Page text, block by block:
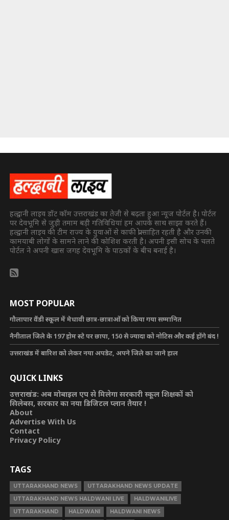
हल्द्वानी लाइव डॉट कॉम उत्तराखंड का तेजी से बढ़ता हुआ न्यूज पोर्टल है। पोर्टल
पर देवभूमि से जुड़ी तमाम बड़ी गतिविधियां हम आपके साथ साझा करते हैं।
हल्द्वानी लाइव की टीम राज्य के युवाओं से काफी प्रोत्साहित रहती है और उनकी
कामयाबी लोगों के सामने लाने की कोशिश करती है। अपनी इसी सोच के चलते
पोर्टल ने अपनी खास जगह देवभूमि के पाठकों के बीच बनाई है।
MOST POPULAR
गौलापार वैंडी स्कूल में मेधावी छात्र-छात्राओं को किया गया सम्मानित
नैनीताल जिले के 197 होम स्टे पर छापा, 150 से ज्यादा को नोटिस और कई होंगे बंद !
उत्तराखंड में बारिश को लेकर नया अपडेट, अपने जिले का जाने हाल
QUICK LINKS
उत्तराखंड: अब मोबाइल एप से मिलेगा सरकारी स्कूल शिक्षकों को
सिलेबस, सरकार का नया डिजिटल प्लान तैयार !
About
Advertise With Us
Contact
Privacy Policy
TAGS
UTTARAKHAND NEWS
UTTARAKHAND NEWS UPDATE
UTTARAKHAND NEWS HALDWANI LIVE
HALDWANILIVE
UTTARAKHAND
HALDWANI HALDWANI NEWS